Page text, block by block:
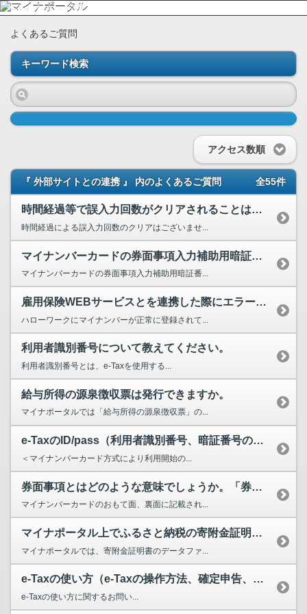
よくあるご質問
キーワード検索
アクセス数順
『 外部サイトとの連携 』 内のよくあるご質問 全55件
時間経過等で誤入力回数がクリアされることはあるのでしょうか。例えば2回誤入力した後、1日経過し...
時間経過による誤入力回数のクリアはございませ...
マイナンバーカードの券面事項入力補助用暗証番号とは何でしょうか。
マイナンバーカードの券面事項入力補助用暗証番...
雇用保険WEBサービスとを連携した際にエラーとなり、雇用保険の被保険者番号とマイナンバーが紐付...
ハローワークにマイナンバーが正常に登録されて...
利用者識別番号について教えてください。
利用者識別番号とは、e-Taxを使用する...
給与所得の源泉徴収票は発行できますか。
マイナポータルでは「給与所得の源泉徴収票」の...
e-TaxのID/pass（利用者識別番号、暗証番号の取得）がわかりません。確認方法を教えてく...
＜マイナンバーカード方式により利用開始の...
券面事項とはどのような意味でしょうか。「券面事項入力補助用暗証番号（数字4桁）を入力してくださ...
マイナンバーカードのおもて面、裏面に記載され...
マイナポータル上でふるさと納税の寄附金証明書データをファイル形式で受け取ることができますか。
マイナポータルでは、寄附金証明書のデータファ...
e-Taxの使い方（e-Taxの操作方法、確定申告、医療費控除の手続き等）について教えてください。
e-Taxの使い方に関するお問い...